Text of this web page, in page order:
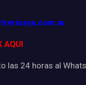
AQUI
las 24 horas al